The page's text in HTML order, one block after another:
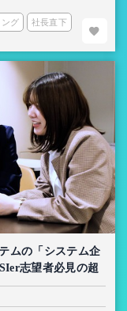
グ 社長直下
ムの「システム企
志望者必見の超